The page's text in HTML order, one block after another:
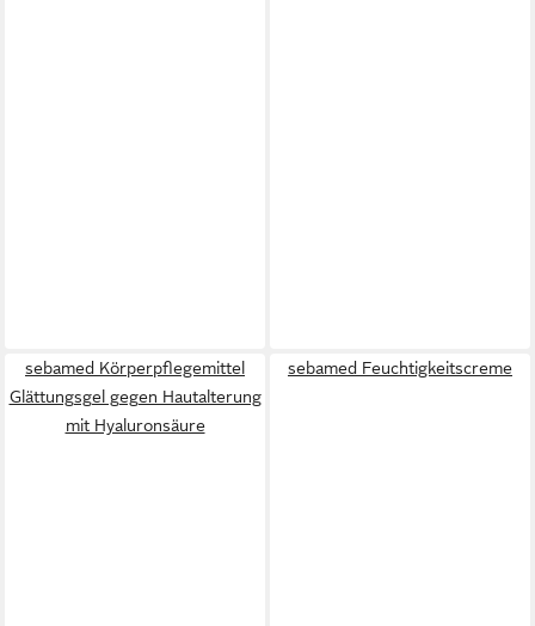
sebamed Körperpflegemittel
Glättungsgel gegen Hautalterung
mit Hyaluronsäure
sebamed Feuchtigkeitscreme